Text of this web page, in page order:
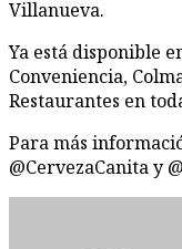
Villanueva.
Ya está disponible
Conveniencia,
Restaurantes en
Para más
@CervezaCanita y